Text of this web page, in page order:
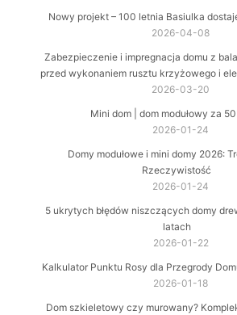
Nowy projekt – 100 letnia Basiulka
2026-04-08
Zabezpieczenie i impregnacja domu z bala
przed wykonaniem rusztu krzyżowego i
2026-03-20
Mini dom | dom modułowy za 50
2026-01-24
Domy modułowe i mini domy 2026:
Rzeczywistość
2026-01-24
5 ukrytych błędów niszczących domy
latach
2026-01-22
Kalkulator Punktu Rosy dla Przegrody
2026-01-18
Dom szkieletowy czy murowany?